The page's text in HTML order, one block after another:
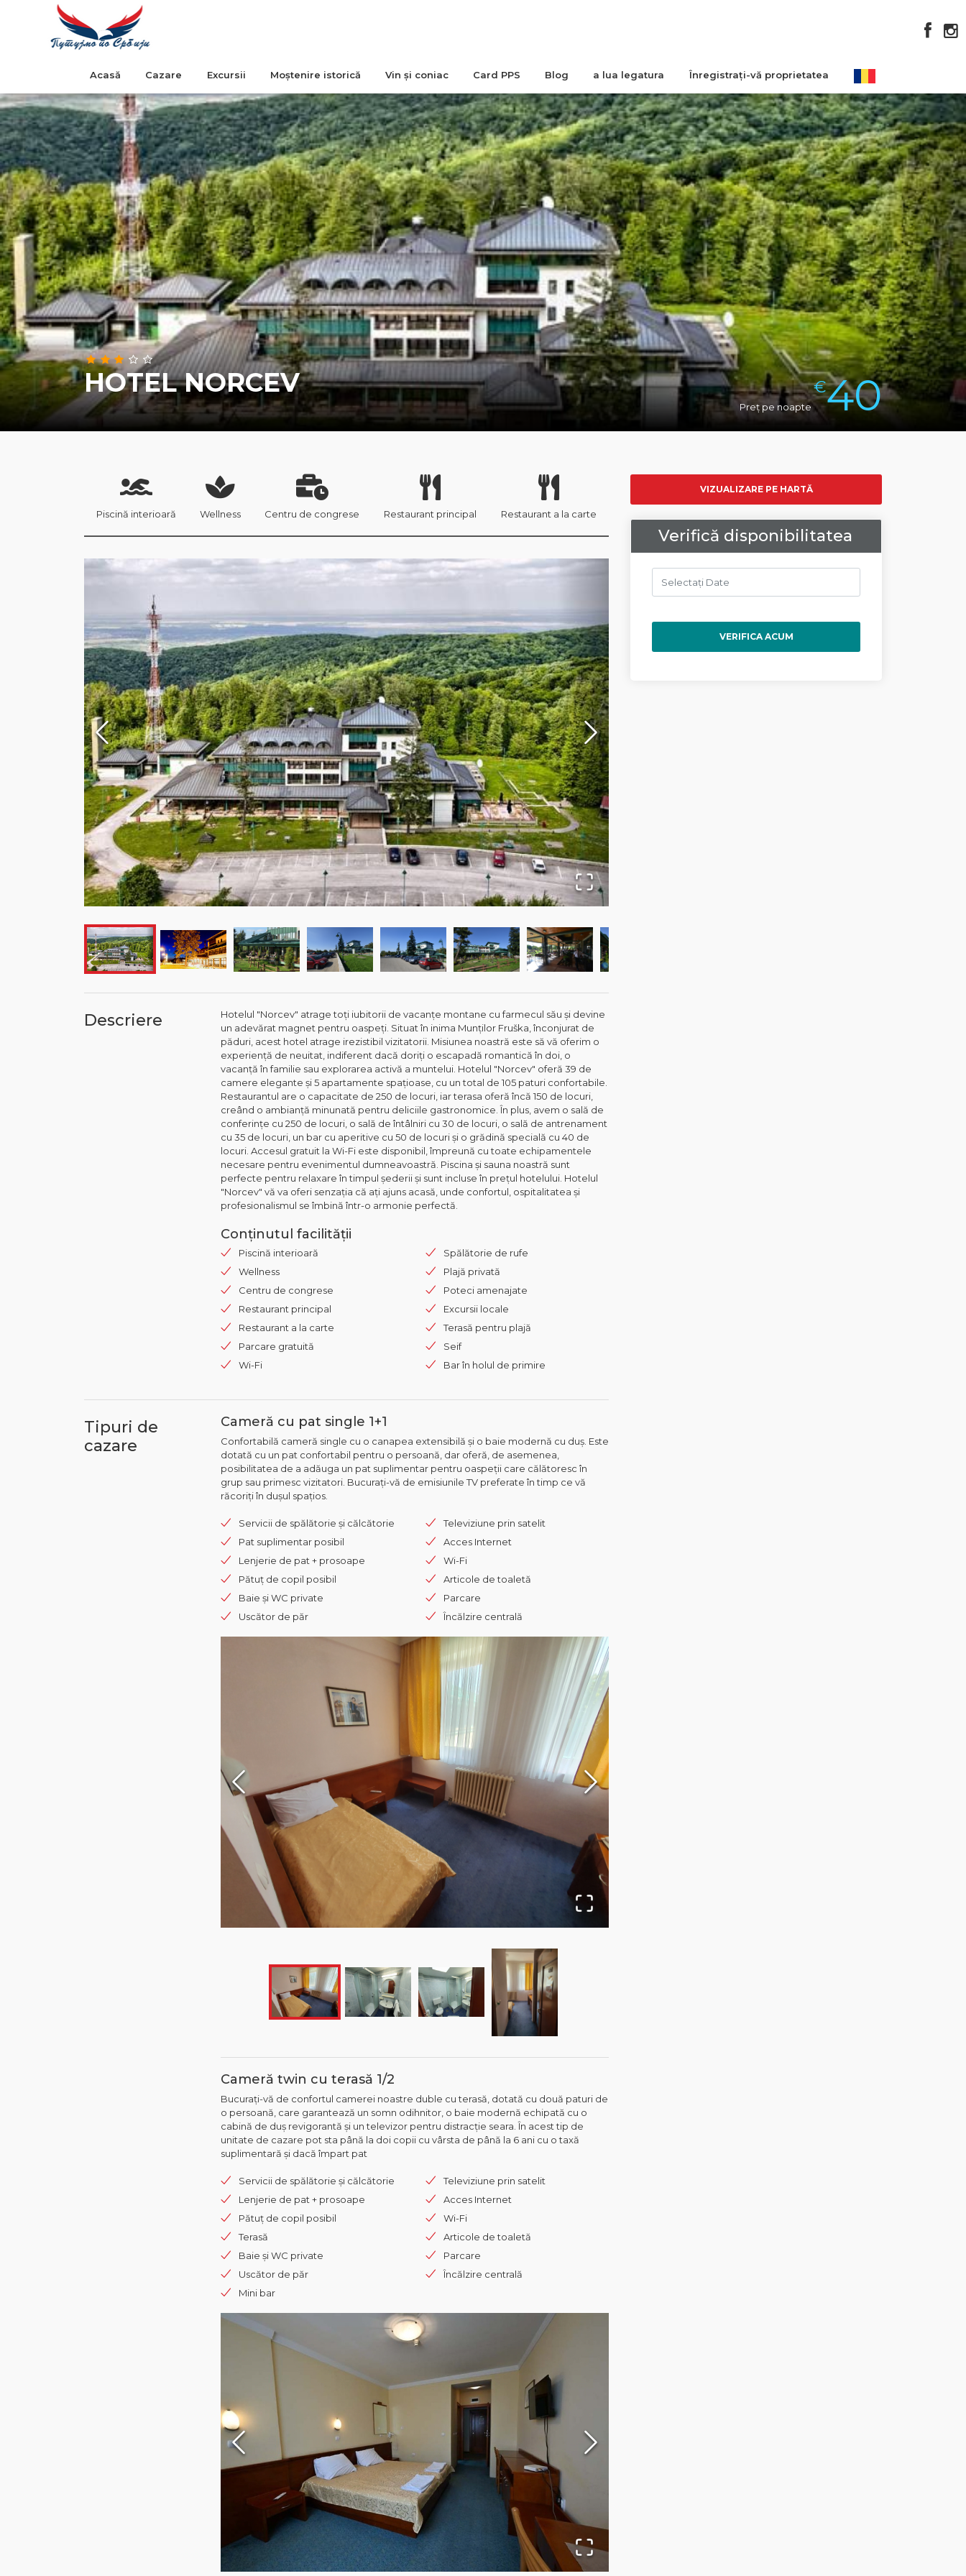
Acasă Cazare Excursii Moștenire istorică Vin și coniac Card PPS Blog a lua legatura Înregistrați-vă proprietatea
HOTEL NORCEV
Preț pe noapte
€40
Piscină interioară Wellness Centru de congrese Restaurant principal Restaurant a la carte
Descriere
Hotelul "Norcev" atrage toți iubitorii de vacanțe montane cu farmecul său și devine
un adevărat magnet pentru oaspeți. Situat în inima Munților Fruška, înconjurat de
păduri, acest hotel atrage irezistibil vizitatorii. Misiunea noastră este să vă oferim o
experiență de neuitat, indiferent dacă doriți o escapadă romantică în doi, o
vacanță în familie sau explorarea activă a muntelui. Hotelul "Norcev" oferă 39 de
camere elegante și 5 apartamente spațioase, cu un total de 105 paturi confortabile.
Restaurantul are o capacitate de 250 de locuri, iar terasa oferă încă 150 de locuri,
creând o ambianță minunată pentru deliciile gastronomice. În plus, avem o sală de
conferințe cu 250 de locuri, o sală de întâlniri cu 30 de locuri, o sală de antrenament
cu 35 de locuri, un bar cu aperitive cu 50 de locuri și o grădină specială cu 40 de
locuri. Accesul gratuit la Wi-Fi este disponibil, împreună cu toate echipamentele
necesare pentru evenimentul dumneavoastră. Piscina și sauna noastră sunt
perfecte pentru relaxare în timpul șederii și sunt incluse în prețul hotelului. Hotelul
"Norcev" vă va oferi senzația că ați ajuns acasă, unde confortul, ospitalitatea și
profesionalismul se îmbină într-o armonie perfectă.
Conținutul facilității
Piscină interioară
Wellness
Centru de congrese
Restaurant principal
Restaurant a la carte
Parcare gratuită
Wi-Fi
Spălătorie de rufe
Plajă privată
Poteci amenajate
Excursii locale
Terasă pentru plajă
Seif
Bar în holul de primire
Tipuri de
cazare
Cameră cu pat single 1+1
Confortabilă cameră single cu o canapea extensibilă și o baie modernă cu duș. Este
dotată cu un pat confortabil pentru o persoană, dar oferă, de asemenea,
posibilitatea de a adăuga un pat suplimentar pentru oaspeții care călătoresc în
grup sau primesc vizitatori. Bucurați-vă de emisiunile TV preferate în timp ce vă
răcoriți în dușul spațios.
Servicii de spălătorie și călcătorie
Pat suplimentar posibil
Lenjerie de pat + prosoape
Pătuț de copil posibil
Baie și WC private
Uscător de păr
Televiziune prin satelit
Acces Internet
Wi-Fi
Articole de toaletă
Parcare
Încălzire centrală
Cameră twin cu terasă 1/2
Bucurați-vă de confortul camerei noastre duble cu terasă, dotată cu două paturi de
o persoană, care garantează un somn odihnitor, o baie modernă echipată cu o
cabină de duș revigorantă și un televizor pentru distracție seara. În acest tip de
unitate de cazare pot sta până la doi copii cu vârsta de până la 6 ani cu o taxă
suplimentară și dacă împart pat
Servicii de spălătorie și călcătorie
Lenjerie de pat + prosoape
Pătuț de copil posibil
Terasă
Baie și WC private
Uscător de păr
Mini bar
Televiziune prin satelit
Acces Internet
Wi-Fi
Articole de toaletă
Parcare
Încălzire centrală
VIZUALIZARE PE HARTĂ
Verifică disponibilitatea
VERIFICA ACUM